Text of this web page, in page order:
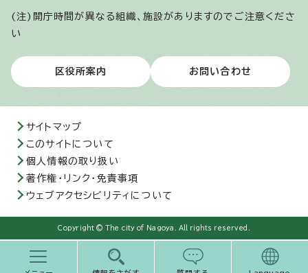
(注)開庁時間が異なる組織、施設がありますのでご注意くださ
い
区役所案内 お問い合わせ
サイトマップ
このサイトについて
個人情報の取り扱い
著作権・リンク・免責事項
ウェブアクセシビリティについて
Copyright © The city of Nagoya. All rights reserved.